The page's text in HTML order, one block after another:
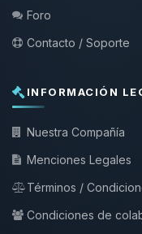
Foro
Contacto / Soporte
INFORMACIÓN
Nuestra Compañía
Menciones Legales
Términos /
Condiciones de